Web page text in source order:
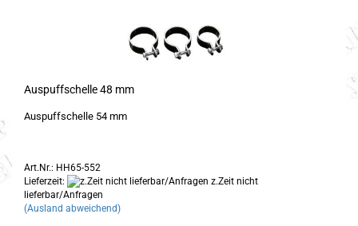
Auspuffschelle 48 mm
Auspuffschelle 54 mm
Art.Nr.: HH65-552
Lieferzeit:
z.Zeit nicht
lieferbar/Anfragen
(Ausland abweichend)